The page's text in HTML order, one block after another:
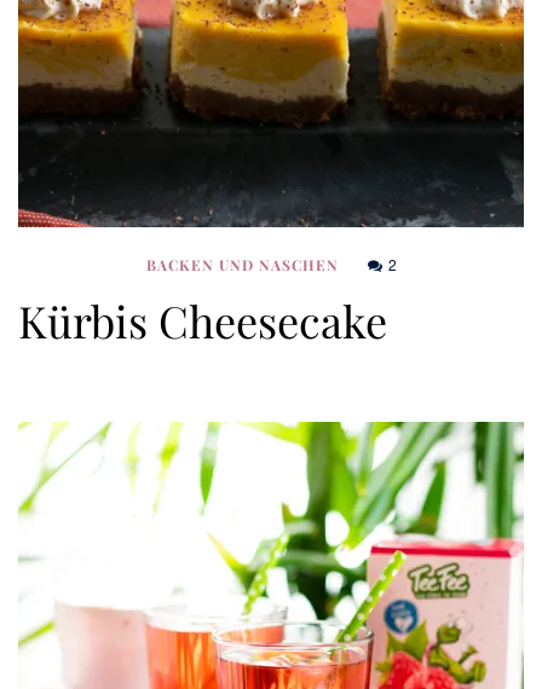
BACKEN UND NASCHEN 2
Kürbis Cheesecake